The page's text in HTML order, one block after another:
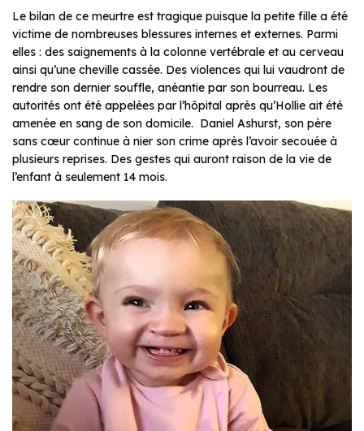
Le bilan de ce meurtre est tragique puisque la petite fille a été
victime de nombreuses blessures internes et externes. Parmi
elles : des saignements à la colonne vertébrale et au cerveau
ainsi qu’une cheville cassée. Des violences qui lui vaudront de
rendre son dernier souffle, anéantie par son bourreau. Les
autorités ont été appelées par l’hôpital après qu’Hollie ait été
amenée en sang de son domicile. Daniel Ashurst, son père
sans cœur continue à nier son crime après l’avoir secouée à
plusieurs reprises. Des gestes qui auront raison de la vie de
l’enfant à seulement 14 mois.